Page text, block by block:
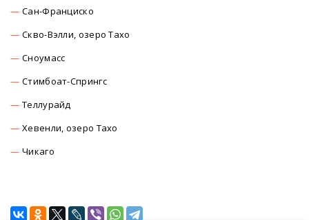
Сан-Франциско
Скво-Вэлли, озеро Тахо
Сноумасc
Стимбоат-Спрингс
Теллурайд
Хевенли, озеро Тахо
Чикаго